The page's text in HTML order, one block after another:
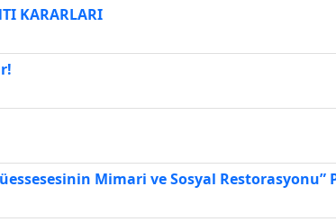
KARARLARI
Mimari ve Sosyal